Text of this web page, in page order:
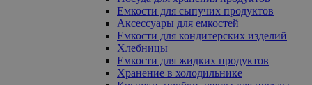
Емкости для сыпучих продуктов
Аксессуары для емкостей
Емкости для кондитерских изделий
Хлебницы
Емкости для жидких продуктов
Хранение в холодильнике